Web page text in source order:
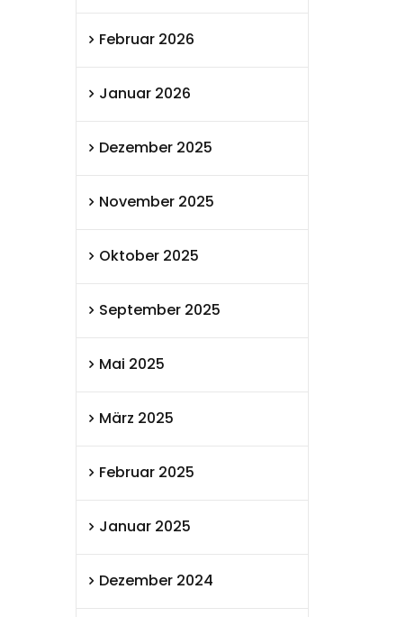
Februar 2026
Januar 2026
Dezember 2025
November 2025
Oktober 2025
September 2025
Mai 2025
März 2025
Februar 2025
Januar 2025
Dezember 2024